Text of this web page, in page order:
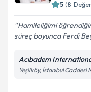
Kişisel
Metni'ni
kapsamda
5 (8
Hamileliğimi
süreç boyunca Ferdi
Acıbadem
Yeşilköy, İstanbul Caddesi